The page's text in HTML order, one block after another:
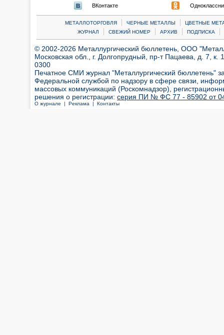
ВКонтакте
МЕТАЛЛОТОРГОВЛЯ | ЧЕРНЫЕ МЕТАЛЛЫ |
ЦВЕТНЫЕ
ЖУРНАЛ
| СВЕЖИЙ НОМЕР | АРХИВ | ПОДПИСКА |
© 2002-2026 Металлургический бюллетень, ООО
Московская обл., г. Долгопрудный, пр-т Пацаева, д. 7,
0300
Печатное СМИ журнал "Металлургический бюллетень"
Федеральной службой по надзору в сфере связи,
массовых коммуникаций (Роскомнадзор),
решения о регистрации: серия ПИ № ФС 77 - 85902 от 04
О журнале | Реклама | Контакты